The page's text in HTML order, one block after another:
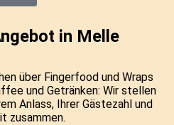
in Melle
über Fingerfood und Wraps
und Getränken: Wir stellen
Anlass, Ihrer Gästezahl und
zusammen.